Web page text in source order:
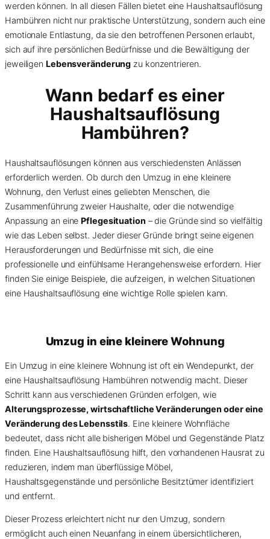
werden können. In all diesen Fällen bietet eine Haushaltsauflösung
Hambühren nicht nur praktische Unterstützung, sondern auch eine
emotionale Entlastung, da sie den betroffenen Personen erlaubt,
sich auf ihre persönlichen Bedürfnisse und die Bewältigung der
jeweiligen Lebensveränderung zu konzentrieren.
Wann bedarf es einer
Haushaltsauflösung
Hambühren?
Haushaltsauflösungen können aus verschiedensten Anlässen
erforderlich werden. Ob durch den Umzug in eine kleinere
Wohnung, den Verlust eines geliebten Menschen, die
Zusammenführung zweier Haushalte, oder die notwendige
Anpassung an einePflegesituation – die Gründe sind so vielfältig
wie das Leben selbst. Jeder dieser Gründe bringt seine eigenen
Herausforderungen und Bedürfnisse mit sich, die eine
professionelle und einfühlsame Herangehensweise erfordern. Hier
finden Sie einige Beispiele, die aufzeigen, in welchen Situationen
eine Haushaltsauflösung eine wichtige Rolle spielen kann.
Umzug in eine kleinere Wohnung
Ein Umzug in eine kleinere Wohnung ist oft ein Wendepunkt, der
eine Haushaltsauflösung Hambühren notwendig macht. Dieser
Schritt kann aus verschiedenen Gründen erfolgen, wie
Alterungsprozesse, wirtschaftliche Veränderungen oder eine
Veränderung des Lebensstils. Eine kleinere Wohnfläche
bedeutet, dass nicht alle bisherigen Möbel und Gegenstände Platz
finden. Eine Haushaltsauflösung hilft, den vorhandenen Hausrat zu
reduzieren, indem man überflüssige Möbel,
Haushaltsgegenstände und persönliche Besitztümer identifiziert
und entfernt.
Dieser Prozess erleichtert nicht nur den Umzug, sondern
ermöglicht auch einen Neuanfang in einem übersichtlicheren,